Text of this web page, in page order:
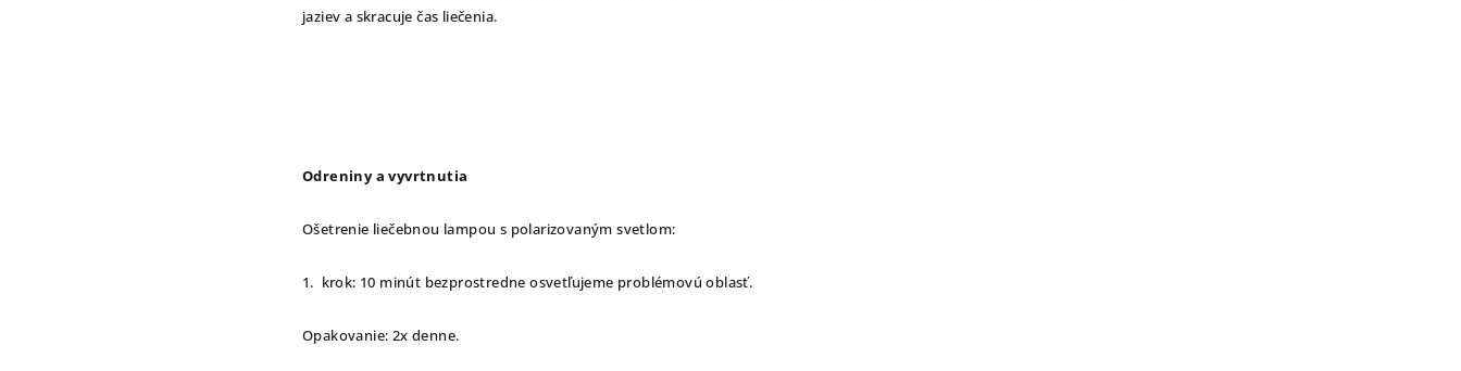
jaziev a skracuje čas liečenia.
Odreniny a vyvrtnutia
Ošetrenie liečebnou lampou s polarizovaným svetlom:
1. krok: 10 minút bezprostredne osvetľujeme problémovú oblasť.
Opakovanie: 2x denne.